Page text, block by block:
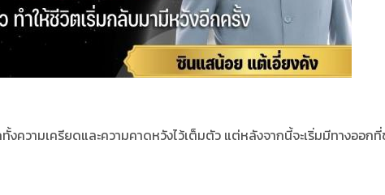
ความเครียดและความคาดหวังไว้เต็มตัว แต่หลังจากนี้จะเริ่มมีทางออก